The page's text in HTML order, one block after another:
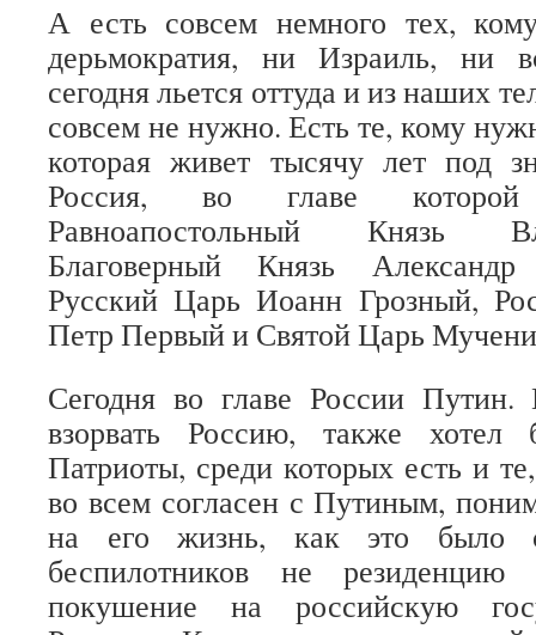
А есть совсем немного тех,
дерьмократия, ни Израиль, ни
сегодня льется оттуда и из наших
совсем не нужно. Есть те, кому
которая живет тысячу лет под
Россия, во главе
Равноапостольный Князь
Благоверный Князь
Русский Царь Иоанн Грозный,
Петр Первый и Святой Царь
Сегодня во главе России
взорвать Россию, также
Патриоты, среди которых есть и
во всем согласен с Путиным,
на его жизнь, как это было
беспилотников не
покушение на российскую